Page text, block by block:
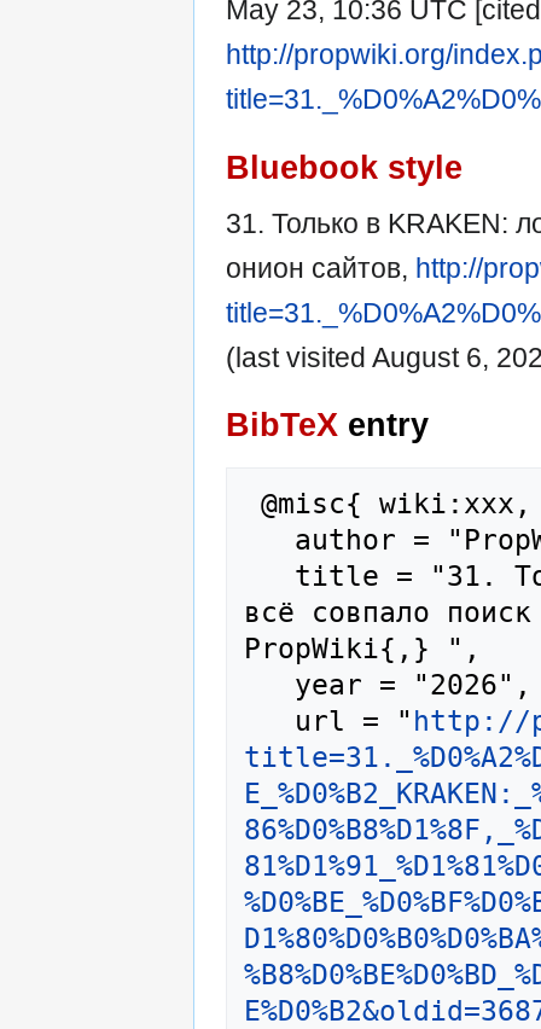
May 23, 10:36 UTC
http://propwiki.org/
Bluebook style
31. Только в KRAKEN:
онион сайтов, http://
(last visited August 6,
BibTeX entry
всё совпало
PropWiki{,} ",
   url = "
http://